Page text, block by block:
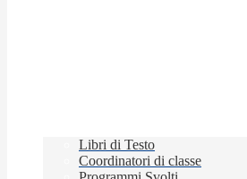
Libri di Testo
Coordinatori di classe